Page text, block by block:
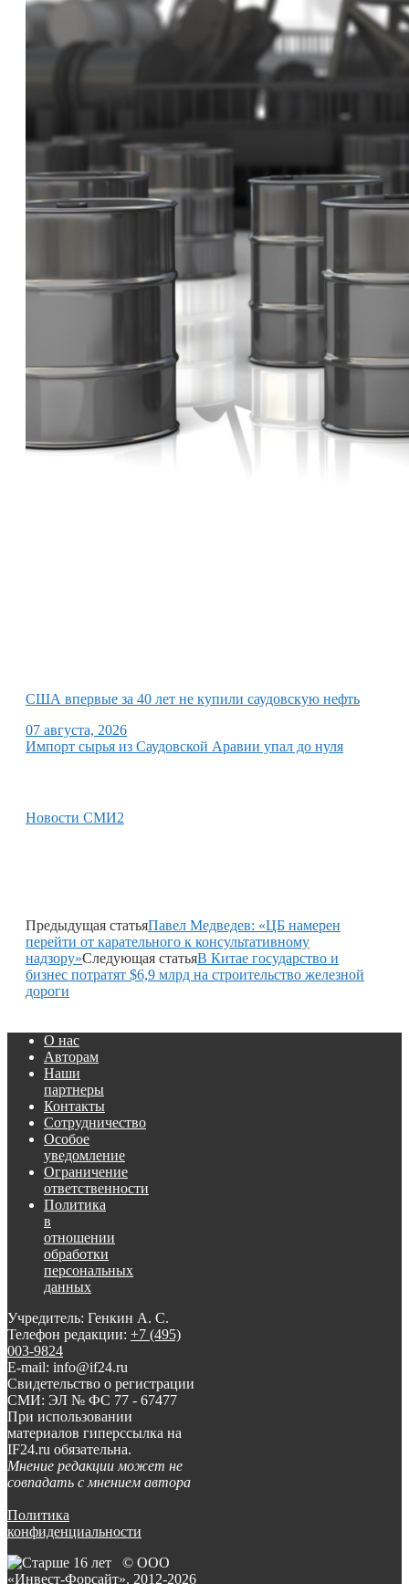
США впервые за 40 лет не купили саудовскую нефть
07 августа, 2026
Импорт сырья из Саудовской Аравии упал до нуля
Новости СМИ2
Предыдущая статьяПавел Медведев: «ЦБ намерен
перейти от карательного к консультативному
надзору»Следующая статьяВ Китае государство и
бизнес потратят $6,9 млрд на строительство железной
дороги
О нас
Авторам
Наши
партнеры
Контакты
Сотрудничество
Особое
уведомление
Ограничение
ответственности
Политика
в
отношении
обработки
персональных
данных
Учредитель: Генкин А. С.
Телефон редакции: +7 (495)
003-9824
E-mail: info@if24.ru
Свидетельство о регистрации
СМИ: ЭЛ № ФС 77 - 67477
При использовании
материалов гиперссылка на
IF24.ru обязательна.
Мнение редакции может не
совпадать с мнением автора
Политика
конфиденциальности
© ООО
«Инвест-Форсайт», 2012-2026